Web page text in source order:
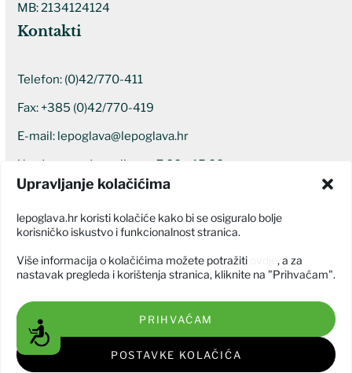
Pristupačnost
Upravljanje kolačićima
lepoglava.hr koristi kolačiće kako bi se osiguralo bolje
korisničko iskustvo i funkcionalnost stranica.
Više informacija o kolačićima možete potražiti
, a za
nastavak pregleda i korištenja stranica, kliknite na "Prihvaćam".
PRIHVAĆAM
POSTAVKE KOLAČIĆA
MB: 2134124124
Kontakti
Telefon: (0)42/770-411
Fax: +385 (0)42/770-419
E-mail: lepoglava@lepoglava.hr
Uredovno radno vrijeme: 7:00 – 15:00
Ostali kontakti
Grad Lepoglava © Sva prava pridržana 2026
Izjava o pristupačnosti
Izrada web stranice: